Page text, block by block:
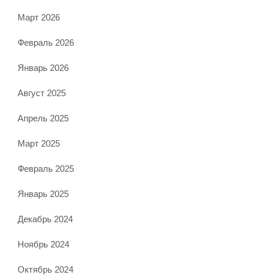
Март 2026
Февраль 2026
Январь 2026
Август 2025
Апрель 2025
Март 2025
Февраль 2025
Январь 2025
Декабрь 2024
Ноябрь 2024
Октябрь 2024